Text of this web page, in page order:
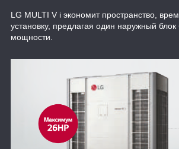
LG MULTI V i экономит пространство,
установку, предлагая один наружный
мощности.